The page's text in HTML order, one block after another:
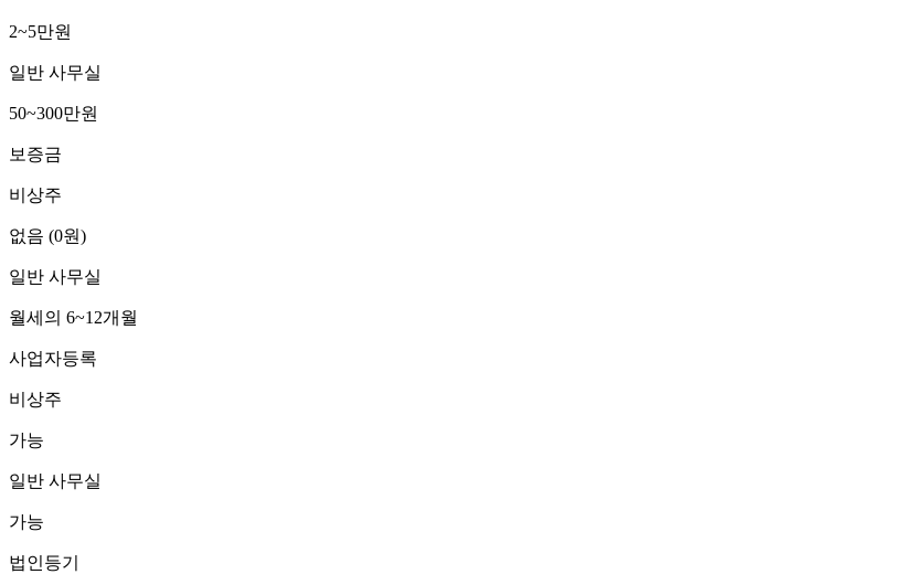
2~5만원
일반 사무실
50~300만원
보증금
비상주
없음 (0원)
일반 사무실
월세의 6~12개월
사업자등록
비상주
가능
일반 사무실
가능
법인등기